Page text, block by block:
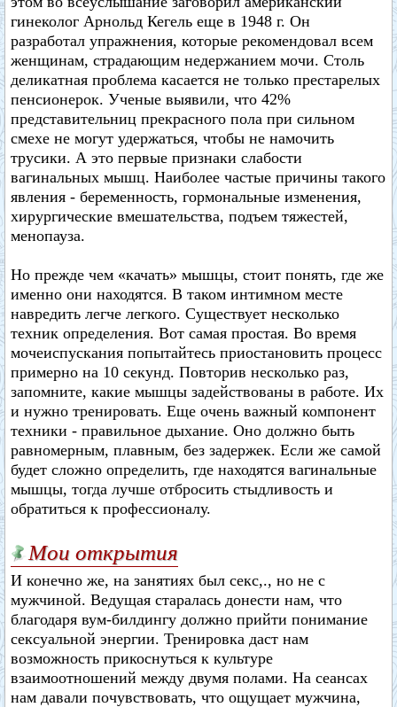
гинеколог Арнольд Кегель еще в 1948 г. Он
разработал упражнения, которые рекомендовал всем
женщинам, страдающим недержанием мочи. Столь
деликатная проблема касается не только престарелых
пенсионерок. Ученые выявили, что 42%
представительниц прекрасного пола при сильном
смехе не могут удержаться, чтобы не намочить
трусики. А это первые признаки слабости
вагинальных мышц. Наиболее частые причины такого
явления - беременность, гормональные изменения,
хирургические вмешательства, подъем тяжестей,
менопауза.
Но прежде чем «качать» мышцы, стоит понять, где же
именно они находятся. В таком интимном месте
навредить легче легкого. Существует несколько
техник определения. Вот самая простая. Во время
мочеиспускания попытайтесь приостановить процесс
примерно на 10 секунд. Повторив несколько раз,
запомните, какие мышцы задействованы в работе. Их
и нужно тренировать. Еще очень важный компонент
техники - правильное дыхание. Оно должно быть
равномерным, плавным, без задержек. Если же самой
будет сложно определить, где находятся вагинальные
мышцы, тогда лучше отбросить стыдливость и
обратиться к профессионалу.
Мои открытия
И конечно же, на занятиях был секс,., но не с
мужчиной. Ведущая старалась донести нам, что
благодаря вум-билдингу должно прийти понимание
сексуальной энергии. Тренировка даст нам
возможность прикоснуться к культуре
взаимоотношений между двумя полами. На сеансах
нам давали почувствовать, что ощущает мужчина,